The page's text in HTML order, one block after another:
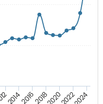
201420162018202020222024